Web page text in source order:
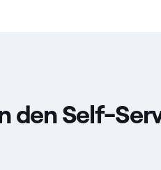
den Self-